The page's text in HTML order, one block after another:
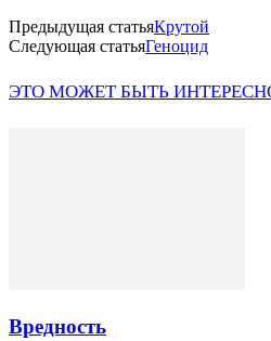
Предыдущая статьяКрутой
Следующая статьяГеноцид
ЭТО МОЖЕТ БЫТЬ
Вредность